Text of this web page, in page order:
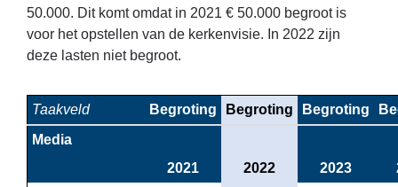
50.000. Dit komt omdat in 2021 € 50.000 begroot is
voor het opstellen van de kerkenvisie. In 2022 zijn
deze lasten niet begroot.
Taakveld Begroting Begroting Begroting
Media
2021
2022 2023